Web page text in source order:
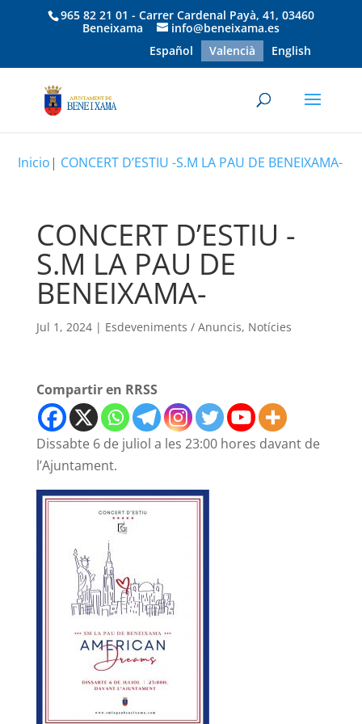
965 82 21 01 - Carrer Cardenal Payà, 41, 03460
Beneixama
info@beneixama.es
Español
Valencià English
Inicio| CONCERT D’ESTIU -S.M LA PAU DE BENEIXAMA-
CONCERT D’ESTIU -
S.M LA PAU DE
BENEIXAMA-
Jul 1, 2024| Esdeveniments / Anuncis, Notícies
Compartir en RRSS
Dissabte 6 de juliol a les 23:00 hores davant de
l’Ajuntament.